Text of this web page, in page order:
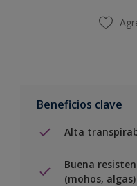
Beneficios clave
Alta
Buena
(mohos, algas)